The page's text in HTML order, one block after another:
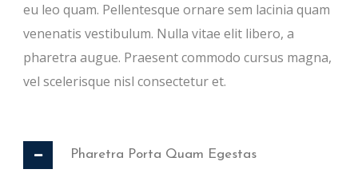
eu leo quam. Pellentesque ornare sem lacinia quam
venenatis vestibulum. Nulla vitae elit libero, a
pharetra augue. Praesent commodo cursus magna,
vel scelerisque nisl consectetur et.
Pharetra Porta Quam Egestas